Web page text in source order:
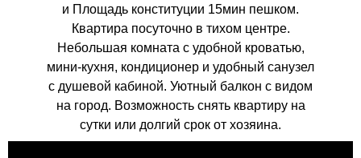
и Площадь конституции 15мин пешком.
Квартира посуточно в тихом центре.
Небольшая комната с удобной кроватью,
мини-кухня, кондиционер и удобный санузел
с душевой кабиной. Уютный балкон с видом
на город. Возможность снять квартиру на
сутки или долгий срок от хозяина.